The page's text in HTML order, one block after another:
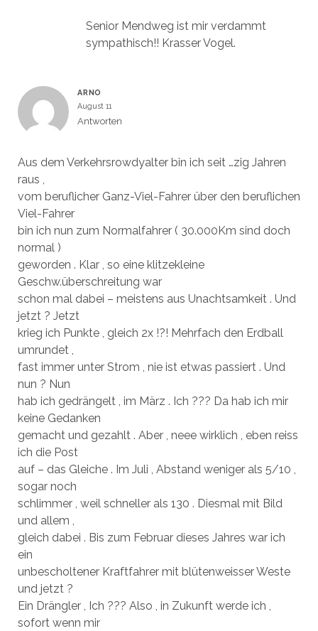
Senior Mendweg ist mir verdammt
sympathisch!! Krasser Vogel.
ARNO
August 11
Antworten
Aus dem Verkehrsrowdyalter bin ich seit …zig Jahren
raus ,
vom beruflicher Ganz-Viel-Fahrer über den beruflichen
Viel-Fahrer
bin ich nun zum Normalfahrer ( 30.000Km sind doch
normal )
geworden . Klar , so eine klitzekleine
Geschw.überschreitung war
schon mal dabei – meistens aus Unachtsamkeit . Und
jetzt ? Jetzt
krieg ich Punkte , gleich 2x !?! Mehrfach den Erdball
umrundet ,
fast immer unter Strom , nie ist etwas passiert . Und
nun ? Nun
hab ich gedrängelt , im März . Ich ??? Da hab ich mir
keine Gedanken
gemacht und gezahlt . Aber , neee wirklich , eben reiss
ich die Post
auf – das Gleiche . Im Juli , Abstand weniger als 5/10 ,
sogar noch
schlimmer , weil schneller als 130 . Diesmal mit Bild
und allem ,
gleich dabei . Bis zum Februar dieses Jahres war ich
ein
unbescholtener Kraftfahrer mit blütenweisser Weste
und jetzt ?
Ein Drängler , Ich ??? Also , in Zukunft werde ich ,
sofort wenn mir